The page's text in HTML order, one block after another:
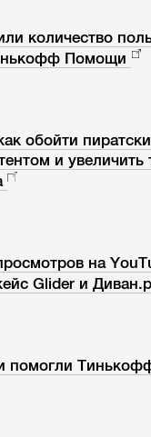
количество
Помощи
обойти
и увеличить
на
Glider и
помогли